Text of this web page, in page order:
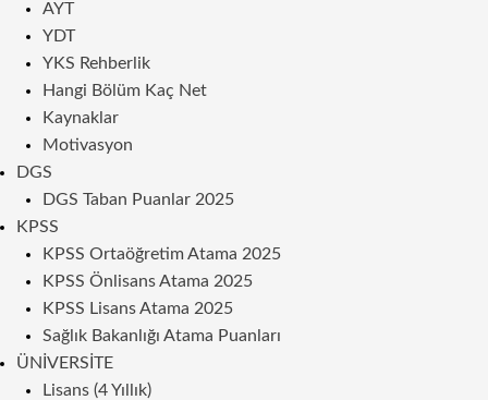
AYT
YDT
YKS Rehberlik
Hangi Bölüm Kaç Net
Kaynaklar
Motivasyon
DGS
DGS Taban Puanlar 2025
KPSS
KPSS Ortaöğretim Atama 2025
KPSS Önlisans Atama 2025
KPSS Lisans Atama 2025
Sağlık Bakanlığı Atama Puanları
ÜNIVERSITE
Lisans (4 Yıllık)